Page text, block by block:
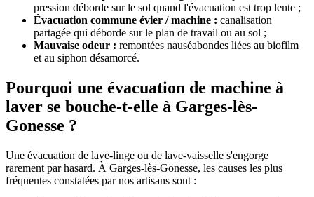
pression déborde sur le sol quand l'évacuation est trop lente ;
Évacuation commune évier / machine : canalisation
partagée qui déborde sur le plan de travail ou au sol ;
Mauvaise odeur : remontées nauséabondes liées au biofilm
et au siphon désamorcé.
Pourquoi une évacuation de machine à
laver se bouche-t-elle à Garges-lès-
Gonesse ?
Une évacuation de lave-linge ou de lave-vaisselle s'engorge
rarement par hasard. À Garges-lès-Gonesse, les causes les plus
fréquentes constatées par nos artisans sont :